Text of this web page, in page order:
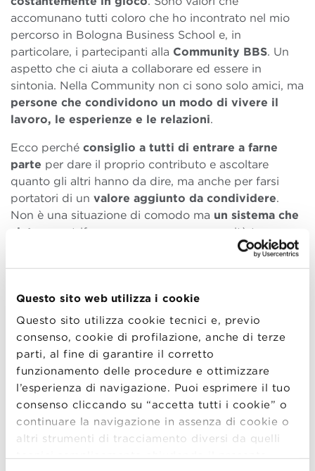
Questo sito web utilizza i cookie
Questo sito utilizza cookie tecnici e, previo
consenso, cookie di profilazione, anche di terze
parti, al fine di garantire il corretto
funzionamento delle procedure e ottimizzare
l’esperienza di navigazione. Puoi esprimere il tuo
consenso cliccando su “accetta tutti i cookie” o
continuare la navigazione in assenza di cookie o
altri strumenti di tracciamento diversi da quelli
tecnici semplicemente chiudendo il presente
accomunano tutti coloro che ho incontrato nel mio
percorso in Bologna Business School e, in
particolare, i partecipanti alla Community BBS. Un
aspetto che ci aiuta a collaborare ed essere in
sintonia. Nella Community non ci sono solo amici, ma
persone che condividono un modo di vivere il
lavoro, le esperienze e le relazioni.
Ecco perché consiglio a tutti di entrare a farne
parte per dare il proprio contributo e ascoltare
quanto gli altri hanno da dire, ma anche per farsi
portatori di un valore aggiunto da condividere.
Non è una situazione di comodo ma un sistema che
aiuta
a centrifugare conoscenza e capacità tra
persone che hanno condiviso, contemporaneamente
o in tempi diversi, un percorso formativo molto
fanno sempre più forti, c’è una situazione di
reciproco aiuto e supportomolto forte a
prescindere dai ruoli e dalle possibilità.
Al momento sto svolgendo attivamente
formativa per i Sales mettendo a disposizione le
mie competenze e conoscenze in un ambito dove
posso dare il mio contributo. Al tempo stesso, mi sto
mettendo in contatto con figure competenti in settori
nei quali ho minore esperienza, per aumentare le mie
conoscenze e capacità attraversoil confronto.